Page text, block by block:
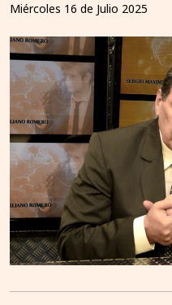
Miércoles 16 de Julio 2025